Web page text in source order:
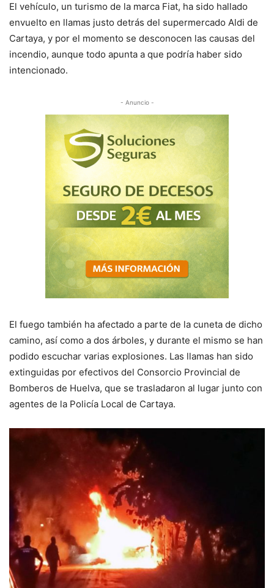
El vehículo, un turismo de la marca Fiat, ha sido hallado
envuelto en llamas justo detrás del supermercado Aldi de
Cartaya, y por el momento se desconocen las causas del
incendio, aunque todo apunta a que podría haber sido
intencionado.
- Anuncio -
El fuego también ha afectado a parte de la cuneta de dicho
camino, así como a dos árboles, y durante el mismo se han
podido escuchar varias explosiones. Las llamas han sido
extinguidas por efectivos del Consorcio Provincial de
Bomberos de Huelva, que se trasladaron al lugar junto con
agentes de la Policía Local de Cartaya.